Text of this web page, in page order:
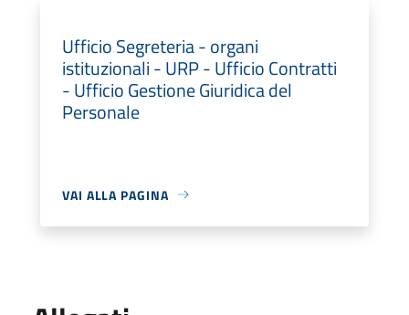
Ufficio Segreteria - organi
istituzionali - URP - Ufficio Contratti
- Ufficio Gestione Giuridica del
Personale
VAI ALLA PAGINA